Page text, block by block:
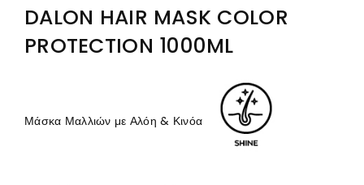
DALON HAIR MASK COLOR
PROTECTION 1000ML
Μάσκα Μαλλιών με Αλόη & Κινόα